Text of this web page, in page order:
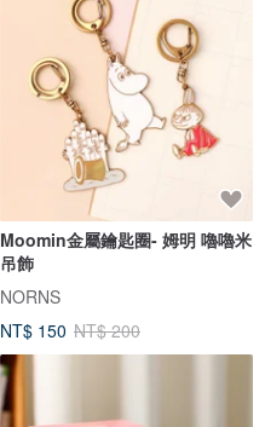
Moomin金屬鑰匙圈- 姆明 嚕嚕米
吊飾
NORNS
NT$ 150 NT$ 200